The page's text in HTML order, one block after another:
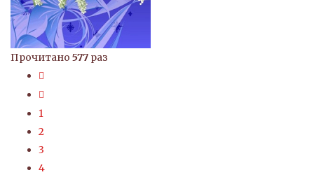
Прочитано 577 раз
1
2
3
4